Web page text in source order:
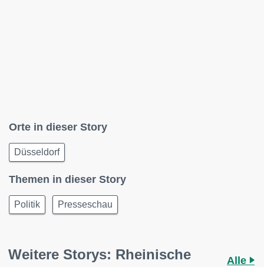
Orte in dieser Story
Düsseldorf
Themen in dieser Story
Politik Presseschau
Weitere Storys: Rheinische
Alle